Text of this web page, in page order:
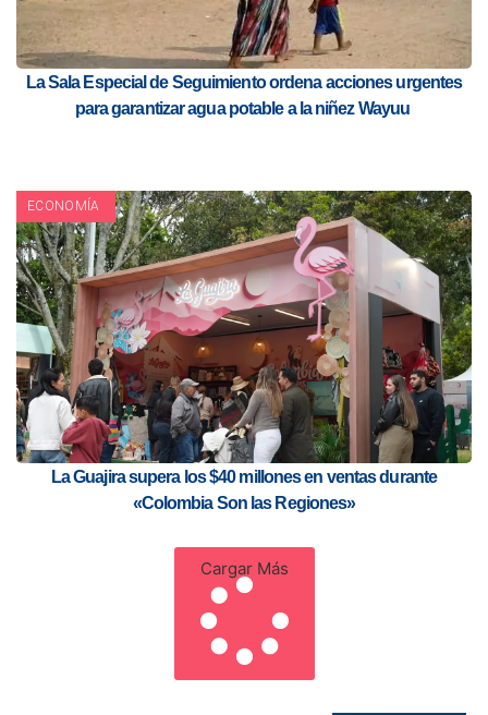
La Sala Especial de Seguimiento ordena acciones urgentes
para garantizar agua potable a la niñez Wayuu
ECONOMÍA
La Guajira supera los $40 millones en ventas durante
«Colombia Son las Regiones»
Cargar Más